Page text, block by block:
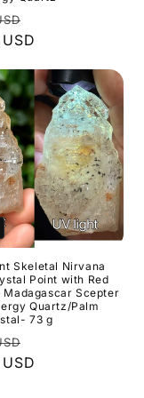
Skeletal Nirvana
Point with Red
Scepter
Quartz/Palm
73 g